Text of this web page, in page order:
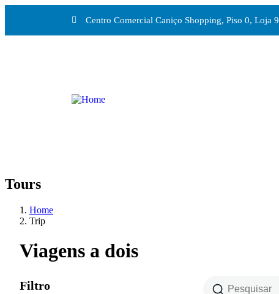
Centro Comercial Caniço Shopping, Piso 0, Loja 9
Tours
Home
Trip
Viagens a dois
Filtro